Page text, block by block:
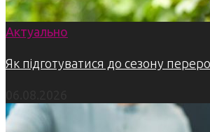
Актуально
Як підготуватися до сезону